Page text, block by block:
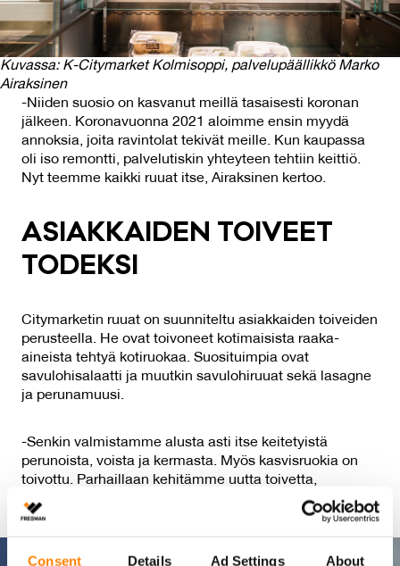
Consent Details Ad Settings About
Kuvassa: K-Citymarket Kolmisoppi, palvelupäällikkö Marko
Airaksinen
-Niiden suosio on kasvanut meillä tasaisesti koronan
jälkeen. Koronavuonna 2021 aloimme ensin myydä
annoksia, joita ravintolat tekivät meille. Kun kaupassa
oli iso remontti, palvelutiskin yhteyteen tehtiin keittiö.
Nyt teemme kaikki ruuat itse, Airaksinen kertoo.
ASIAK­KAI­DEN TOI­VEET
TO­DEK­SI
Citymarketin ruuat on suunniteltu asiakkaiden toiveiden
perusteella. He ovat toivoneet kotimaisista raaka-
aineista tehtyä kotiruokaa. Suosituimpia ovat
savulohisalaatti ja muutkin savulohiruuat sekä lasagne
ja perunamuusi.
-Senkin valmistamme alusta asti itse keitetyistä
perunoista, voista ja kermasta. Myös kasvisruokia on
toivottu. Parhaillaan kehitämme uutta toivetta,